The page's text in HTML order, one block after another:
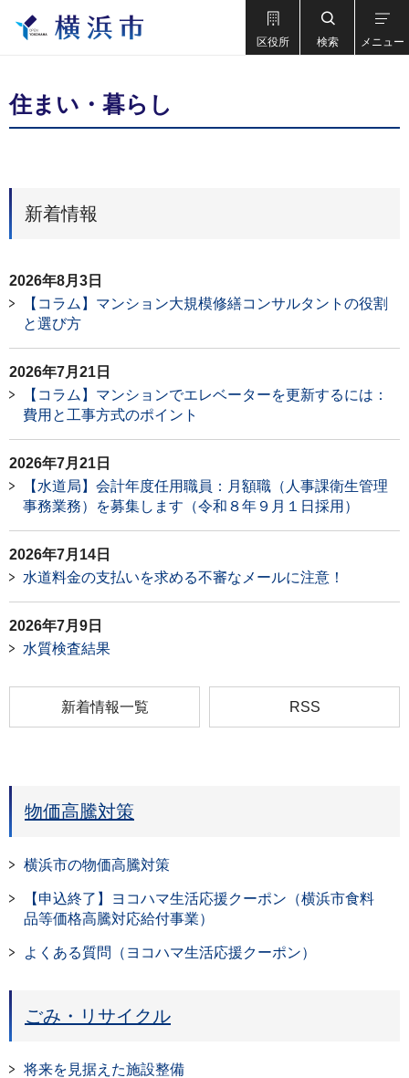
区役所 検索 メニュー
住まい・暮らし
新着情報
2026年8月3日
【コラム】マンション大規模修繕コンサルタントの役割
と選び方
2026年7月21日
【コラム】マンションでエレベーターを更新するには：
費用と工事方式のポイント
2026年7月21日
【水道局】会計年度任用職員：月額職（人事課衛生管理
事務業務）を募集します（令和８年９月１日採用）
2026年7月14日
水道料金の支払いを求める不審なメールに注意！
2026年7月9日
水質検査結果
新着情報一覧 RSS
物価高騰対策
横浜市の物価高騰対策
【申込終了】ヨコハマ生活応援クーポン（横浜市食料
品等価格高騰対応給付事業）
よくある質問（ヨコハマ生活応援クーポン）
ごみ・リサイクル
将来を見据えた施設整備